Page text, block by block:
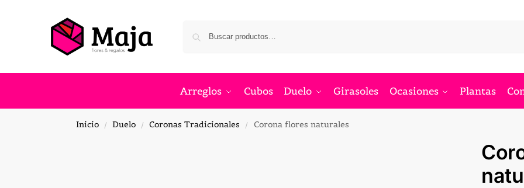
Arreglos Cubos Duelo Girasoles Ocasiones Plantas
Inicio / Duelo / Coronas Tradicionales / Corona flores naturales